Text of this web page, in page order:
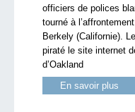
officiers de polices
tourné à
Berkely (Californie).
piraté le site internet
d’Oakland
En savoir plus